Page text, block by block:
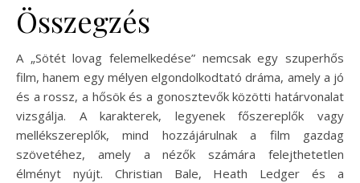
Összegzés
A „Sötét lovag felemelkedése” nemcsak egy szuperhős
film, hanem egy mélyen elgondolkodtató dráma, amely a jó
és a rossz, a hősök és a gonosztevők közötti határvonalat
vizsgálja. A karakterek, legyenek főszereplők vagy
mellékszereplők, mind hozzájárulnak a film gazdag
szövetéhez, amely a nézők számára felejthetetlen
élményt nyújt. Christian Bale, Heath Ledger és a